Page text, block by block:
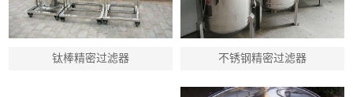
钛棒精密过滤器 不锈钢精密过滤器